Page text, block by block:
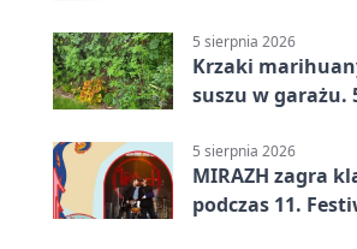
5 sierpnia 2026
Krzaki
suszu w garażu.
5 sierpnia 2026
MIRAZH zagra
podczas 11.